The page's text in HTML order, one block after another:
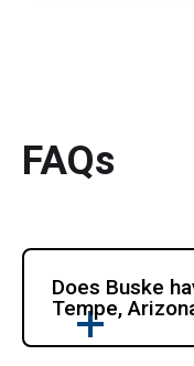
FAQs
Does Buske
Tempe,